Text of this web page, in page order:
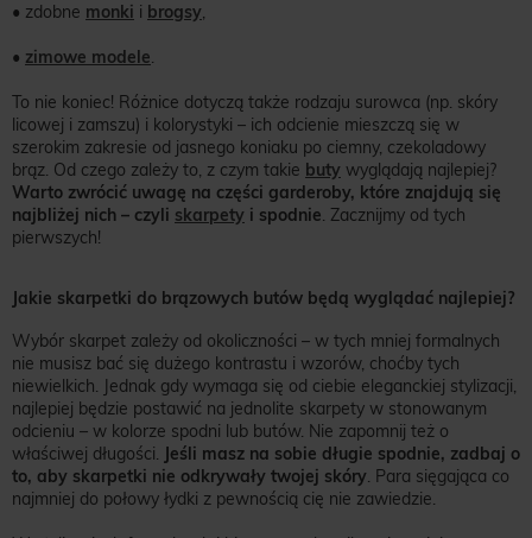
• zdobne monki i brogsy,
• zimowe modele.
To nie koniec! Różnice dotyczą także rodzaju surowca (np. skóry
licowej i zamszu) i kolorystyki – ich odcienie mieszczą się w
szerokim zakresie od jasnego koniaku po ciemny, czekoladowy
brąz. Od czego zależy to, z czym takie buty wyglądają najlepiej?
Warto zwrócić uwagę na części garderoby, które znajdują się
najbliżej nich – czyli skarpety i spodnie. Zacznijmy od tych
pierwszych!
Jakie skarpetki do brązowych butów będą wyglądać najlepiej?
Wybór skarpet zależy od okoliczności – w tych mniej formalnych
nie musisz bać się dużego kontrastu i wzorów, choćby tych
niewielkich. Jednak gdy wymaga się od ciebie eleganckiej stylizacji,
najlepiej będzie postawić na jednolite skarpety w stonowanym
odcieniu – w kolorze spodni lub butów. Nie zapomnij też o
właściwej długości. Jeśli masz na sobie długie spodnie, zadbaj o
to, aby skarpetki nie odkrywały twojej skóry. Para sięgająca co
najmniej do połowy łydki z pewnością cię nie zawiedzie.